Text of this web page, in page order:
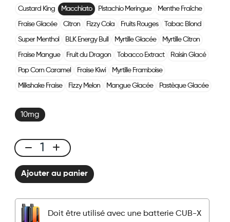
Custard King Macchiato Pistachio Meringue Menthe Fraîche
Fraise Glacée Citron Fizzy Cola Fruits Rouges Tabac Blond
Super Menthol BLK Energy Bull Myrtille Glacée Myrtille Citron
Fraise Mangue Fruit du Dragon Tobacco Extract Raisin Glacé
Pop Corn Caramel Fraise Kiwi Myrtille Framboise
Milkshake Fraise Fizzy Melon Mangue Glacée Pastèque Glacée
10mg
CUBX
Pods
Macchiato
quantité
Ajouter au panier
Doit être utilisé avec une batterie CUB-X